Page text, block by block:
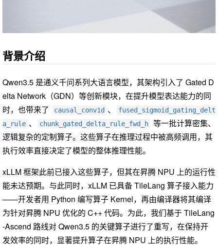
背景介绍
Qwen3.5 是通义千问系列大语言模型，其架构引入了 Gated D
elta Network（GDN）等创新模块，在提升模型表达能力的同
时，也带来了
causal_conv1d 、
fused_sigmoid_gating_delt
a_rule 、 chunk_gated_delta_rule_fwd_h
等一批计算密集、
逻辑复杂的定制算子。这些算子在推理过程中被高频调用，其
执行效率直接决定了模型的整体推理性能。
xLLM 框架此前已接入这些算子，但其在昇腾 NPU 上的运行性
能未达预期。与此同时，xLLM 已具备 TileLang 算子接入能力
——开发者用 Python 编写算子 Kernel，再由编译器将其编译
为针对昇腾 NPU 优化的 C++ 代码。为此，我们基于 TileLang
-Ascend 路线对 Qwen3.5 的关键算子进行了重写，在保持开
发效率的同时，显著提升算子在昇腾 NPU 上的执行性能。